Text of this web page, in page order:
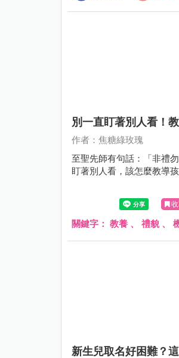
別一直盯著別人看！
作者：焦糖綠玫瑰
至聖先師有句話：「非禮
盯著別人看，該怎麼教導
關鍵字： 教養 、 禮貌、
新生兒取名好困難？